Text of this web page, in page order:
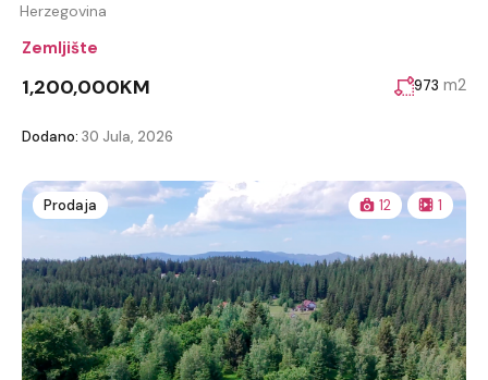
Herzegovina
Zemljište
1,200,000KM 973 m2
Dodano: 30 Jula, 2026
Prodaja 12 1